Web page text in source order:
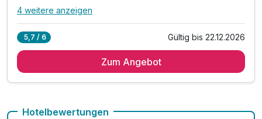
Alle Inklusivleistungen
3 x reichhaltiges Frühstück vom Buffet
inkl. Eintritt in die 2000² Wellnesslandschaft*
4 weitere anzeigen
5,7 / 6 Gültig bis 22.12.2026
Zum Angebot
Hotelbewertungen